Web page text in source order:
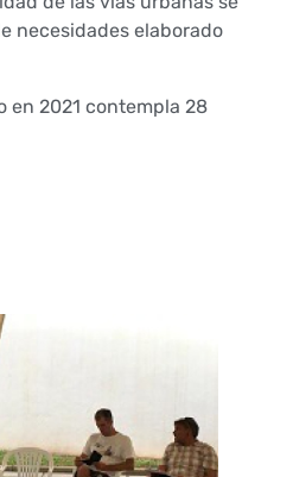
necesidades elaborado
en 2021 contempla 28